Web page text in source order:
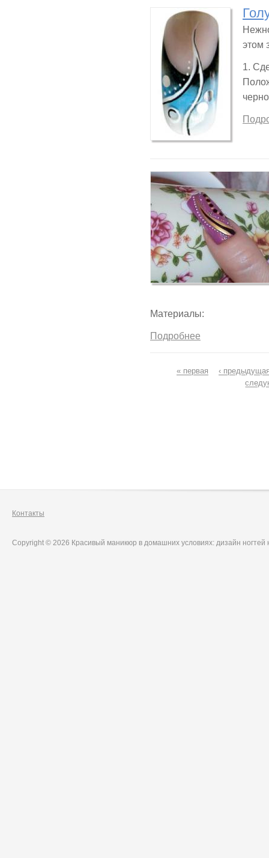
этом
1.
Материалы:
Подробнее
Страницы
« первая
‹
Контакты
Copyright © 2026 Красивый маникюр в домашних условиях: дизайн